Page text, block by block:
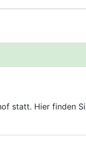
statt. Hier finden